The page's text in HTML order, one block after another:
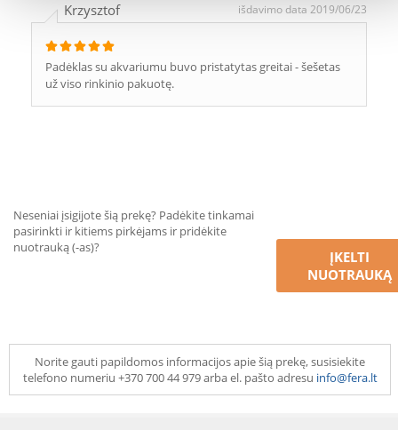
Krzysztof išdavimo data 2019/06/23
Padėklas su akvariumu buvo pristatytas greitai - šešetas
už viso rinkinio pakuotę.
Neseniai įsigijote šią prekę? Padėkite tinkamai
pasirinkti ir kitiems pirkėjams ir pridėkite
nuotrauką (-as)?
ĮKELTI
NUOTRAUKĄ
Norite gauti papildomos informacijos apie šią prekę, susisiekite
telefono numeriu +370 700 44 979 arba el. pašto adresu info@fera.lt